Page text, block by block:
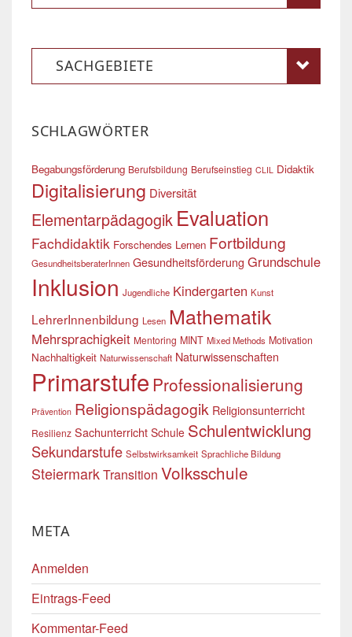
SACHGEBIETE
SCHLAGWÖRTER
Begabungsförderung Berufsbildung Berufseinstieg CLIL Didaktik
Digitalisierung Diversität
Elementarpädagogik Evaluation
Fachdidaktik Forschendes Lernen Fortbildung
GesundheitsberaterInnen Gesundheitsförderung Grundschule
Inklusion Jugendliche Kindergarten Kunst
LehrerInnenbildung Lesen Mathematik
Mehrsprachigkeit Mentoring MINT Mixed Methods Motivation
Nachhaltigkeit Naturwissenschaft Naturwissenschaften
Primarstufe Professionalisierung
Prävention Religionspädagogik Religionsunterricht
Resilienz Sachunterricht Schule Schulentwicklung
Sekundarstufe Selbstwirksamkeit Sprachliche Bildung
SteiermarkTransition Volksschule
META
Anmelden
Eintrags-Feed
Kommentar-Feed